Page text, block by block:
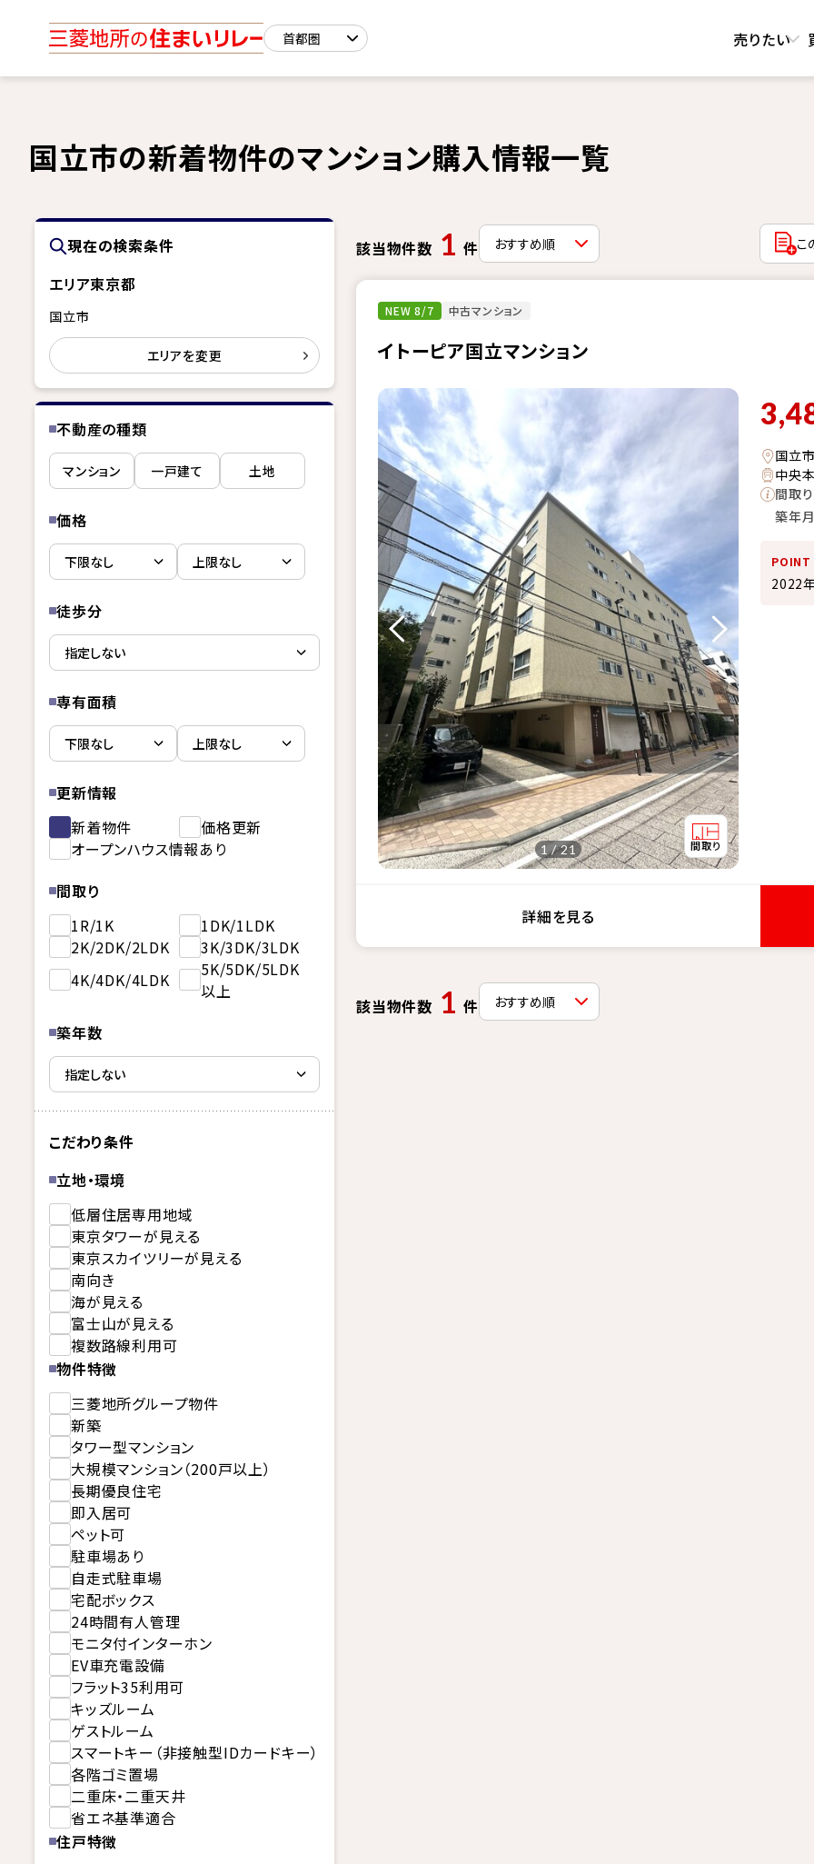
売りたい
国立市の新着物件のマンション購入情報一覧
現在の検索条件
エリア東京都
国立市
エリアを変更
不動産の種類
マンション 一戸建て 土地
価格
徒歩分
専有面積
更新情報
新着物件
価格更新
オープンハウス情報あり
間取り
1R/1K
1DK/1LDK
2K/2DK/2LDK
3K/3DK/3LDK
4K/4DK/4LDK
5K/5DK/5LDK
以上
築年数
こだわり条件
立地・環境
低層住居専用地域
東京タワーが見える
東京スカイツリーが見える
南向き
海が見える
富士山が見える
複数路線利用可
物件特徴
三菱地所グループ物件
新築
タワー型マンション
大規模マンション（200戸以上）
長期優良住宅
即入居可
ペット可
駐車場あり
自走式駐車場
宅配ボックス
24時間有人管理
モニタ付インターホン
EV車充電設備
フラット35利用可
キッズルーム
ゲストルーム
スマートキー（非接触型IDカードキー）
各階ゴミ置場
二重床・二重天井
省エネ基準適合
住戸特徴
該当物件数 1 件 こ
NEW 8/7 中古マンション
イトーピア国立マンション
1 / 21
国立
中央
間取り
築年月
POINT
2022
詳細を見る
該当物件数 1 件